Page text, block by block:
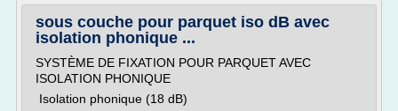
sous couche pour parquet iso dB avec
isolation phonique ...
SYSTÈME DE FIXATION POUR PARQUET AVEC
ISOLATION PHONIQUE
Isolation phonique (18 dB)